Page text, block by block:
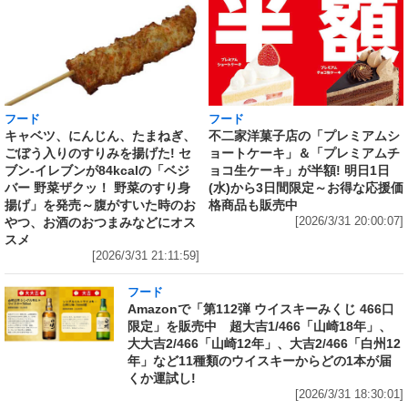
フード
キャベツ、にんじん、たまねぎ、
ごぼう入りのすりみを揚げた! セ
ブン‐イレブンが84kcalの「ベジ
バー 野菜ザクッ！ 野菜のすり身
揚げ」を発売～腹がすいた時のお
やつ、お酒のおつまみなどにオス
スメ
[2026/3/31 21:11:59]
フード
不二家洋菓子店の「プレミアムシ
ョートケーキ」＆「プレミアムチ
ョコ生ケーキ」が半額! 明日1日
(水)から3日間限定～お得な応援価
格商品も販売中
[2026/3/31 20:00:07]
フード
Amazonで「第112弾 ウイスキーみくじ 466口
限定」を販売中 超大吉1/466「山崎18年」、
大大吉2/466「山崎12年」、大吉2/466「白州12
年」など11種類のウイスキーからどの1本が届
くか運試し!
[2026/3/31 18:30:01]